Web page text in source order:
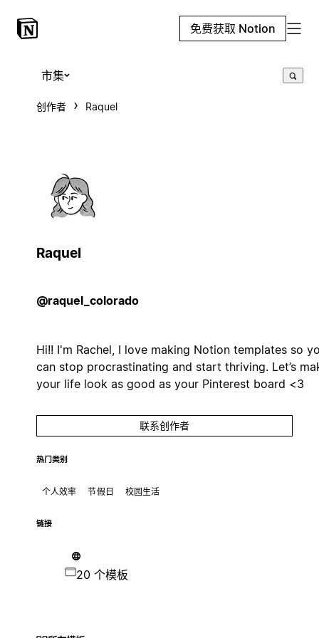
免费获取 Notion
市集
创作者 Raquel
Raquel
@raquel_colorado
Hi!! I'm Rachel, I love making Notion templates so
can stop procrastinating and start thriving. Let’s
your life look as good as your Pinterest board <3
联系创作者
热门类别
个人效率 节假日 校园生活
链接
20 个模板